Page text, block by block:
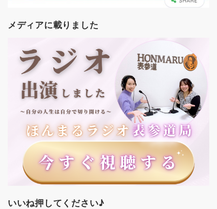
メディアに載りました
いいね押してください♪